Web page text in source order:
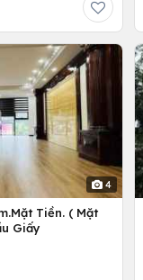
4
Tiền. ( Mặt
Giấy